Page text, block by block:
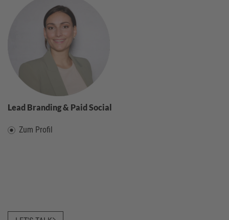
Lead Branding & Paid Social
Zum Profil